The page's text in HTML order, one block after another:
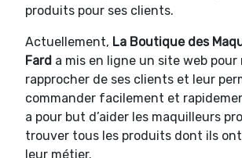
produits pour ses clients.
Actuellement, La Boutique des
Fard a mis en ligne un site web pour
rapprocher de ses clients et leur
commander facilement et
a pour but d’aider les maquilleurs
trouver tous les produits dont ils
leur métier.